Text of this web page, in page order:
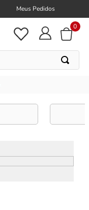
Meus Pedidos
0